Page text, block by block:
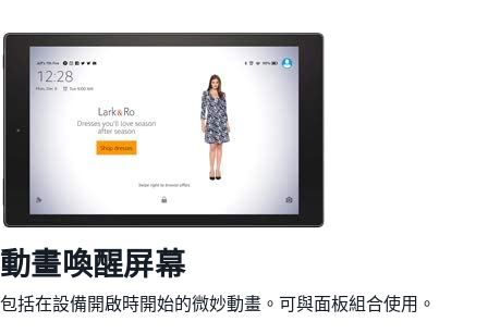
動畫喚醒屏幕
包括在設備開啟時開始的微妙動畫。可與面板組合使用。